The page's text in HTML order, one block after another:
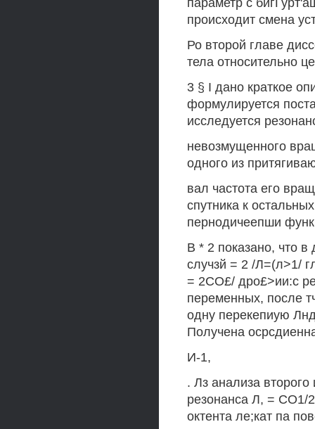
параметр с
происходит смена
Ро второй главе
тела относительно
3 § I дано краткое
формулируется
исследуется
невозмущенного
одного из
вал частота его
спутника к
пернодичеепши
В * 2 показано, что в
случзй = 2 /Л=(л>1/
= 2СО£/ дро£>ии:с
переменных, после
одну перекепиую
Получена
И-1,
. Лз анализа второго
резонанса Л, = СО1/2
октента ле;кат па